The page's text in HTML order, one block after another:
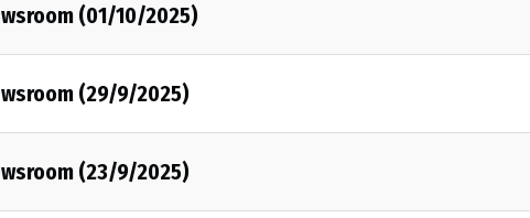
(01/10/2025)
(29/9/2025)
(23/9/2025)